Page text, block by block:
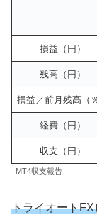
損益（円）
残高（円）
損益／前月残高（％
経費（円）
収支（円）
MT4収支報告
トライオート